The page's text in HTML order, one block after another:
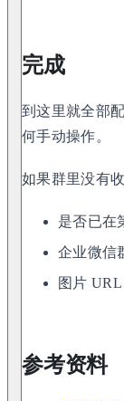
完成
到这里就全部
何手动操作。
如果群里没有
是否已在
企业微信
图片
参考资料